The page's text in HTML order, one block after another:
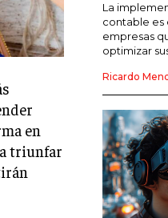
VENTA DE
MARKETING
VENTAS Y
GESTIÓN DE
GESTIÓN DE
en
triunfar
La
contable es
empresas
optimizar
Ricardo